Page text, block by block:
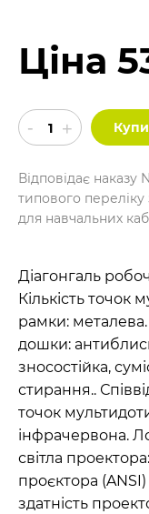
Ціна
Відповідає
типового переліку
для навчальних
Діагонгаль
Кількість точок
рамки:
дошки:
зносостійка,
стирання..
точок
інфрачервона.
світла
проєктора
здатність